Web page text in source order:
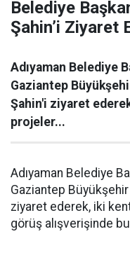
Belediye
Şahin’i Ziyaret
Adıyaman Belediye
Gaziantep
Şahin'i ziyaret
projeler...
Adıyaman Belediye
Gaziantep
ziyaret ederek, iki
görüş alışverişinde